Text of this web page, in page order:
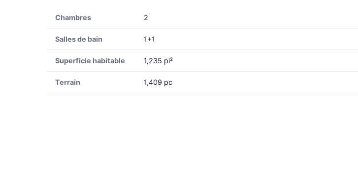
Chambres 2
Salles de bain 1+1
Superficie habitable 1,235 pi²
Terrain 1,409 pc